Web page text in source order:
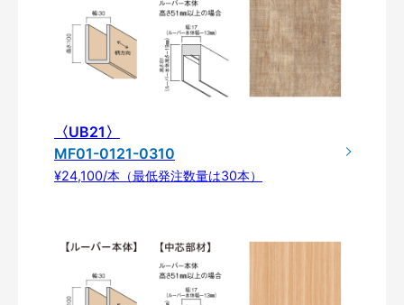
〈UB21〉
MF01-0121-0310
¥24,100/本（最低発注数量は30本）